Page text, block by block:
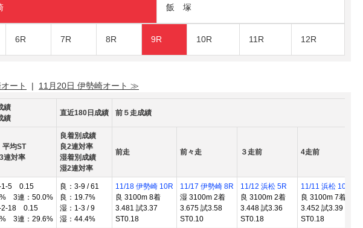
飯 塚
6R 7R 8R 9R 10R 11R 12R
ート | 11月20日 伊勢崎オート ≫
績
績
直近180日成績 前５走成績
均ST
対率
良着別成績
良2連対率
湿着別成績
湿2連対率
前走 前々走 ３走前 4走前
1-5 0.15
3連：50.0%
2-18 0.15
3連：29.6%
良：3-9 / 61
良：19.7%
湿：1-3 / 9
湿：44.4%
11/18 伊勢崎 10R
良 3100m 8着
3.481 試3.37
ST0.18
11/17 伊勢崎 8R
湿 3100m 2着
3.675 試3.58
ST0.10
11/12 浜松 5R
良 3100m 2着
3.448 試3.36
ST0.18
11/11 浜松 10R
良 3100m 7着
3.452 試3.39
ST0.18